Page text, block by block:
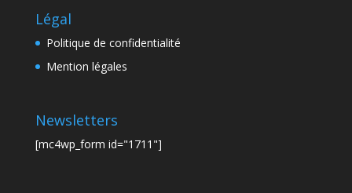
Légal
Politique de confidentialité
Mention légales
Newsletters
[mc4wp_form id="1711"]